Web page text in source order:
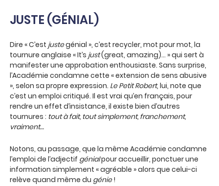
JUSTE (GÉNIAL)
Dire « C’est justegénial », c’est recycler, mot pour mot, la
tournure anglaise « It’s just(great, amazing)… » qui sert à
manifester une approbation enthousiaste. Sans surprise,
l’Académie condamne cette « extension de sens abusive
», selon sa propre expression. Le Petit Robert, lui, note que
c’est un emploi critiqué. Il est vrai qu’en français, pour
rendre un effet d’insistance, il existe bien d’autres
tournures : tout à fait, tout simplement, franchement,
vraiment…
Notons, au passage, que la même Académie condamne
l’emploi de l’adjectif génialpour accueillir, ponctuer une
information simplement « agréable » alors que celui-ci
relève quand même du génie!